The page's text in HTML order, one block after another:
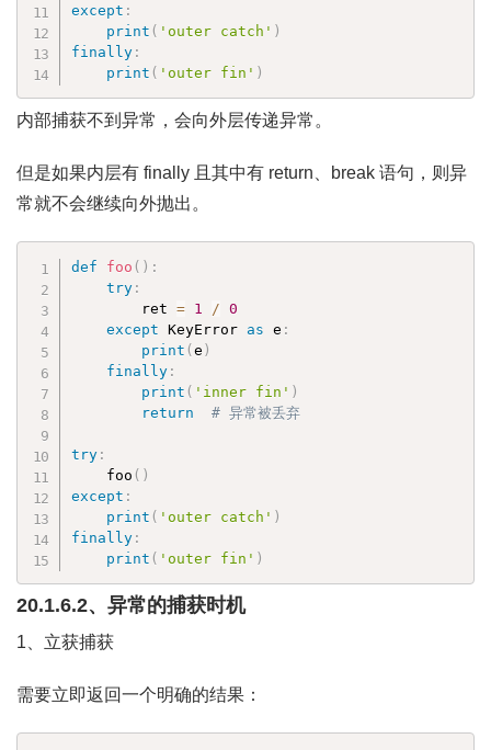
except :
print ( 'outer catch' )
finally :
print ( 'outer fin' )
内部捕获不到异常，会向外层传递异常。
但是如果内层有 finally 且其中有 return、break 语句，则异
常就不会继续向外抛出。
def foo ( ) :
try :
        ret
= 1 /
0
except KeyError as e :
print (e )
finally :
print ( 'inner fin' )
return
# 异常被丢弃
try :
    foo
( )
except :
print ( 'outer catch' )
finally :
print ( 'outer fin' )
20.1.6.2、异常的捕获时机
1、立获捕获
需要立即返回一个明确的结果：